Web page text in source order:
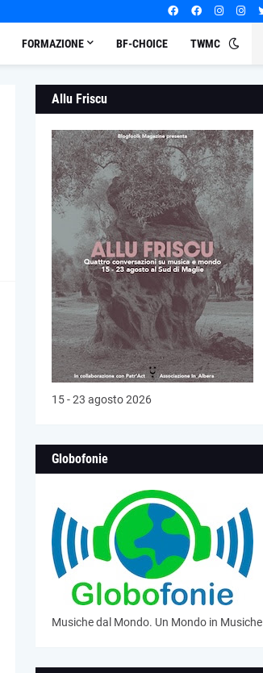
FORMAZIONE BF-CHOICE TWMC
Allu Friscu
15 - 23 agosto 2026
Globofonie
Musiche dal Mondo. Un Mondo in Musiche